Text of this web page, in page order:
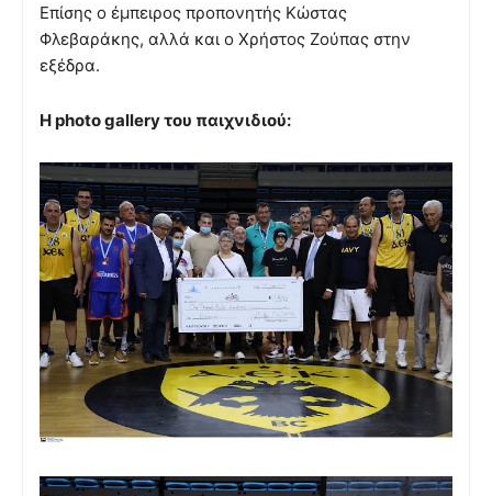
Επίσης ο έμπειρος προπονητής Κώστας
Φλεβαράκης, αλλά και ο Χρήστος Ζούπας στην
εξέδρα.
Η photo gallery του παιχνιδιού: